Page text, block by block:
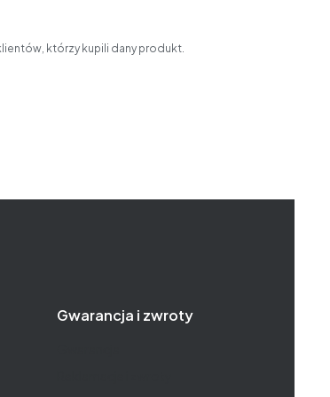
którzy kupili dany produkt.
Gwarancja i zwroty